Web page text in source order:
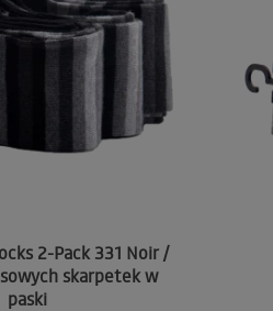
2-Pack 331 Noir /
skarpetek w
paski